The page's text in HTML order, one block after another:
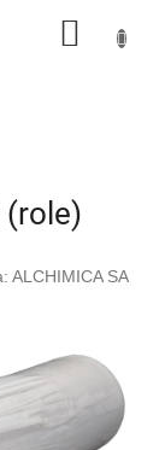
(role)
ALCHIMICA SA